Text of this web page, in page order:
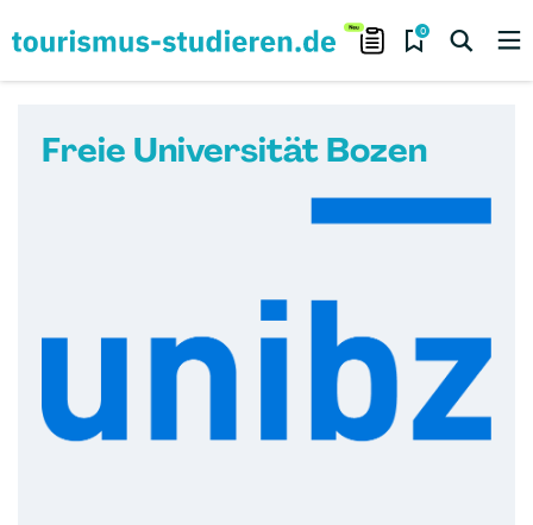
0
Freie Universität Bozen